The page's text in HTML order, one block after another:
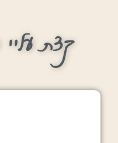
קצת עליי